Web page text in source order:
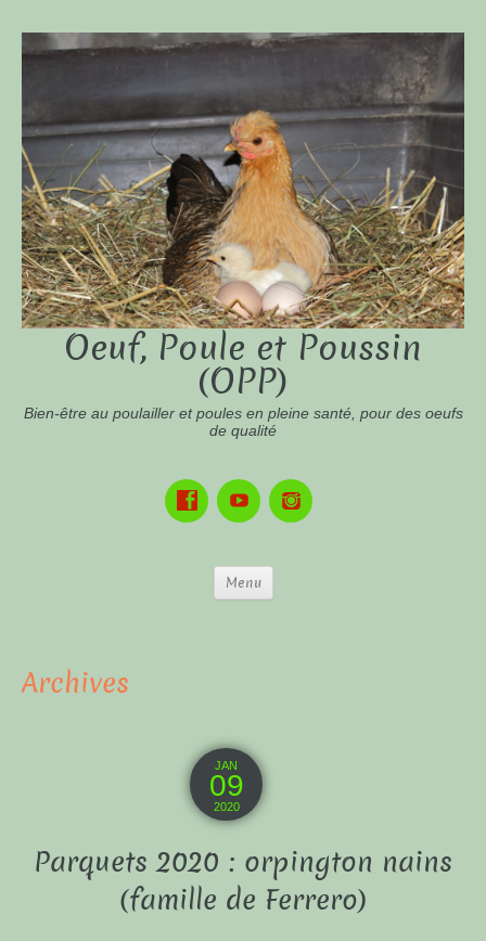
Oeuf, Poule et Poussin
(OPP)
Bien-être au poulailler et poules en pleine santé, pour des oeufs
de qualité
Menu
Archives
JAN
09
2020
Parquets 2020 : orpington nains
(famille de Ferrero)